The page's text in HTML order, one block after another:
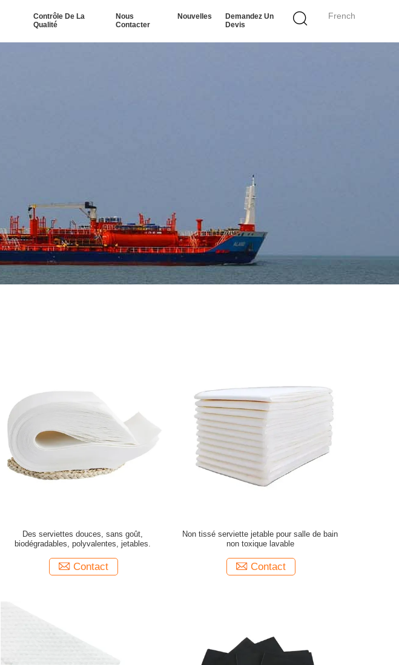
French
Contrôle De La
Qualité
Nous
Contacter
Nouvelles
Demandez Un
Devis
Des serviettes douces, sans goût,
biodégradables, polyvalentes, jetables.
Contact
Non tissé serviette jetable pour salle de bain
non toxique lavable
Contact